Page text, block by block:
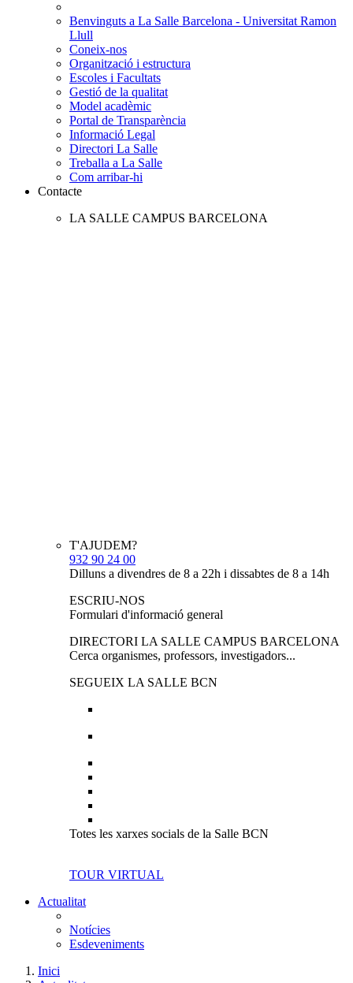
Benvinguts a La Salle Barcelona - Universitat Ramon
Llull
Coneix-nos
Organització i estructura
Escoles i Facultats
Gestió de la qualitat
Model acadèmic
Portal de Transparència
Informació Legal
Directori La Salle
Treballa a La Salle
Com arribar-hi
Contacte
LA SALLE CAMPUS BARCELONA
T'AJUDEM?
932 90 24 00
Dilluns a divendres de 8 a 22h i dissabtes de 8 a 14h
ESCRIU-NOS
Formulari d'informació general
DIRECTORI LA SALLE CAMPUS BARCELONA
Cerca organismes, professors, investigadors...
SEGUEIX LA SALLE BCN
Totes les xarxes socials de la Salle BCN
TOUR VIRTUAL
Actualitat
Notícies
Esdeveniments
Inici